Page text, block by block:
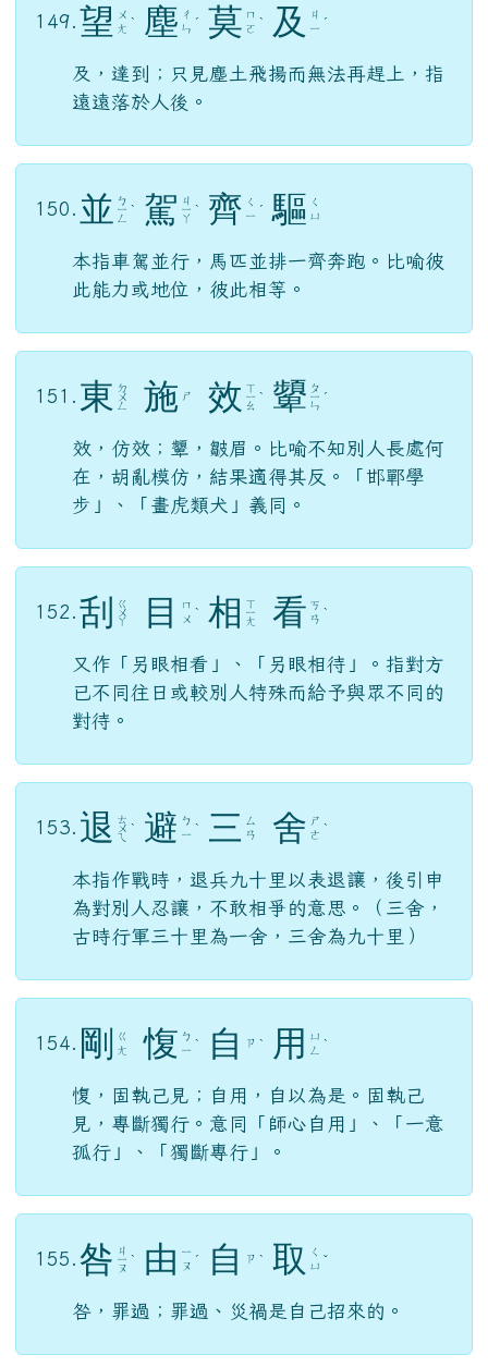
149. 望
ㄨ
ㄤ ˋ 塵 ㄔ
ㄣ ˊ 莫 ㄇ
ㄛ ˋ 及
ㄐ
ㄧ ˊ
及，達到；只見塵土飛揚而無法再趕上，指
遠遠落於人後。
150. 並 ㄅ
ㄧ
ㄥ
ˋ 駕 ㄐ
ㄧ
ㄚ
ˋ 齊 ㄑ
ㄧ ˊ 驅 ㄑ
ㄩ
本指車駕並行，馬匹並排一齊奔跑。比喻彼
此能力或地位，彼此相等。
151. 東 ㄉ
ㄨ
ㄥ 施 ㄕ 效 ㄒ
ㄧ
ㄠ
ˋ 顰 ㄆ
ㄧ
ㄣ
ˊ
效，仿效；顰，皺眉。比喻不知別人長處何
在，胡亂模仿，結果適得其反。「邯鄲學
步」、「畫虎類犬」義同。
152. 刮 ㄍ
ㄨ
ㄚ 目
ㄇ
ㄨ ˋ 相 ㄒ
ㄧ
ㄤ 看 ㄎ
ㄢ ˋ
又作「另眼相看」、「另眼相待」。指對方
已不同往日或較別人特殊而給予與眾不同的
對待。
153. 退 ㄊ
ㄨ
ㄟ
ˋ 避 ㄅ
ㄧ ˋ 三 ㄙ
ㄢ
舍 ㄕ
ㄜ ˋ
本指作戰時，退兵九十里以表退讓，後引申
為對別人忍讓，不敢相爭的意思。（三舍，
古時行軍三十里為一舍，三舍為九十里）
154. 剛
ㄍ
ㄤ
愎 ㄅ
ㄧ ˋ 自 ㄗ ˋ 用 ㄩ
ㄥ ˋ
愎，固執己見；自用，自以為是。固執己
見，專斷獨行。意同「師心自用」、「一意
孤行」、「獨斷專行」。
155. 咎 ㄐ
ㄧ
ㄡ
ˋ 由 ㄧ
ㄡ ˊ 自 ㄗ ˋ 取
ㄑ
ㄩ ˇ
咎，罪過；罪過、災禍是自己招來的。